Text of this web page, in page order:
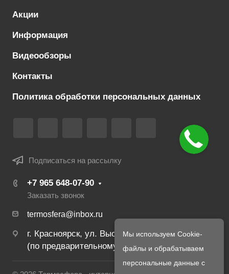
Акции
Информация
Видеообзоры
Контакты
Политика обработки персональных данных
Подписаться на рассылку
+7 965 648‑07‑90
Заказать звонок
termosfera@inbox.ru
г. Красноярск, ул. Высотная 2в/1
(по предварительному созвону с менеджером)
Мы используем Cookie-
файлы и обрабатываем
персональные данные с